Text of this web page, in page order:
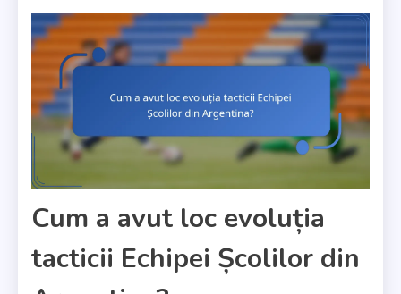
Cum a avut loc evoluția
tacticii Echipei Școlilor din